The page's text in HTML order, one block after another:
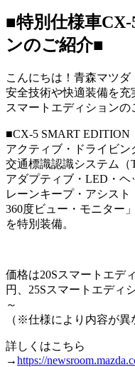
ネ
ー
シ
ョ
ン
■特別仕様車
ンのご紹介■
こんにちは！青森マツ
安全技術や快適装備を
スマートエディションの
■CX-5 SMART EDITION
アクティブ・ドライビン
交通標識認識システム（
アダプティブ・LED・ヘ
レーンキープ・アシスト
360度ビュー・モニター」
を特別装備。
価格は20Sスマートエデ
円、25Sスマートエディ
～
（※仕様により内容が異
詳しくはこちら
→https://